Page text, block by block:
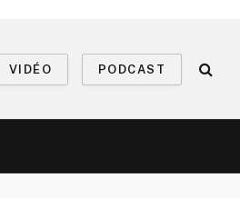
VIDÉO PODCAST